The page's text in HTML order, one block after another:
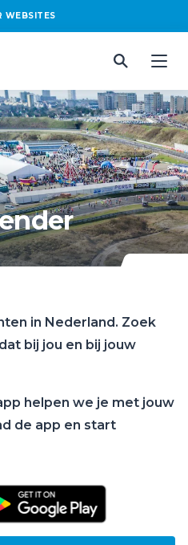
WEBSITES
in Nederland. Zoek
bij jou en bij jouw
helpen we je met jouw
de app en start